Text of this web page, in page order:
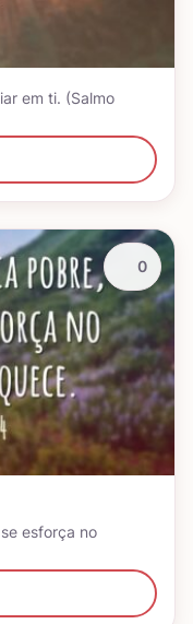
em ti. (Salmo
esforça no
0